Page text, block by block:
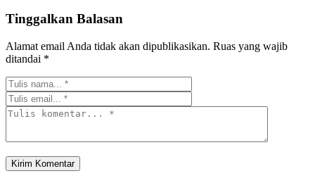
Tinggalkan Balasan
Alamat email Anda tidak akan dipublikasikan. Ruas yang wajib
ditandai *